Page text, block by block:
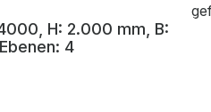
H: 2.000 mm, B:
4